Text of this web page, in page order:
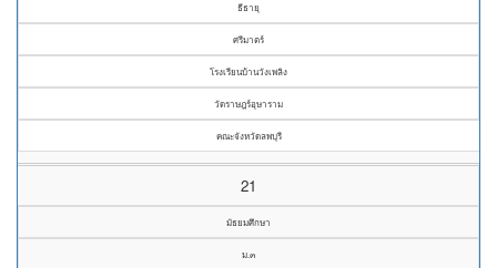
ธีธายุ
ศรีมาตร์
โรงเรียนบ้านวังเพลิง
วัดราษฎร์อุษาราม
คณะจังหวัดลพบุรี
21
มัธยมศึกษา
ม.๓